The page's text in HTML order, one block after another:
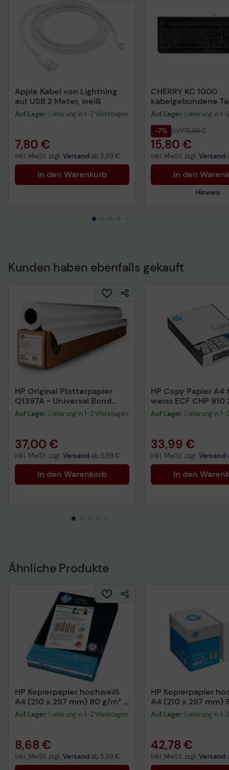
Apple Kabel von Lightning
auf USB 2 Meter, weiß
Auf Lager: Lieferung in 1-2 Werktagen
7,80 €
inkl. MwSt. zzgl. Versand ab 5,99 €
In den Warenkorb
CHERRY KC 1000
kabelgebundene
QWERTZ DE -
Auf Lager: Lieferung in
-7% UVP16,99 €
15,80 €
inkl. MwSt. zzgl. Versand
In den
Hinweis
Technisches
Kunden haben ebenfalls gekauft
HP Original Plotterpapier
Q1397A - Universal Bond
Paper
Auf Lager: Lieferung in 1-2 Werktagen
37,00 €
inkl. MwSt. zzgl. Versand ab 5,99 €
In den Warenkorb
HP Copy Papier A4
weiss ECF CHP
Blatt
Auf Lager: Lieferung in
33,99 €
inkl. MwSt. zzgl. Versand
In den
Ähnliche Produkte
HP Kopierpapier hochweiß
A4 (210 x 297 mm) 80 g/m² -
500 Blatt (CHP110)
Auf Lager: Lieferung in 1-2 Werktagen
8,68 €
inkl. MwSt. zzgl. Versand ab 5,99 €
HP Kopierpapier
A4 (210 x 297 mm)
2.500 Blatt
Auf Lager: Lieferung in
42,78 €
inkl. MwSt. zzgl. Versand